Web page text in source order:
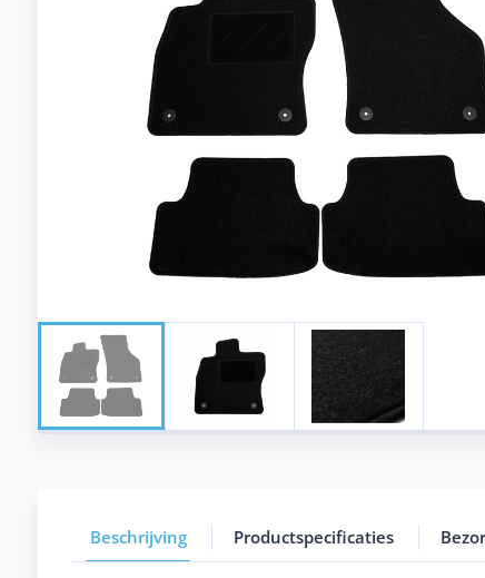
Beschrijving Productspecificaties